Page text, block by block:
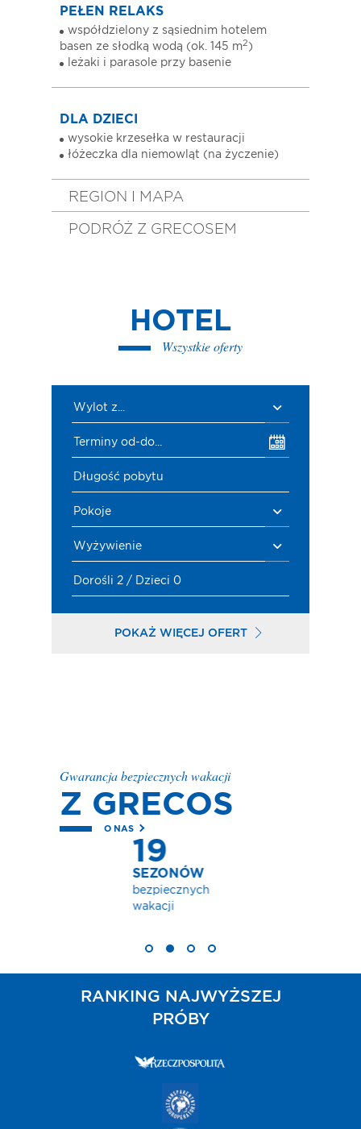
PEŁEN RELAKS
współdzielony z sąsiednim hotelem
basen ze słodką wodą (ok. 145 m2 )
leżaki i parasole przy basenie
DLA DZIECI
wysokie krzesełka w restauracji
łóżeczka dla niemowląt (na życzenie)
REGION I MAPA
PODRÓŻ Z GRECOSEM
HOTEL
Wszystkie oferty
Wylot z...
Terminy od-do...
Długość pobytu
Pokoje
Wyżywienie
Dorośli 2 / Dzieci 0
POKAŻ WIĘCEJ OFERT
Gwarancja bezpiecznych wakacji
Z GRECOS
O NAS
RANKING NAJWYŻSZEJ
PRÓBY